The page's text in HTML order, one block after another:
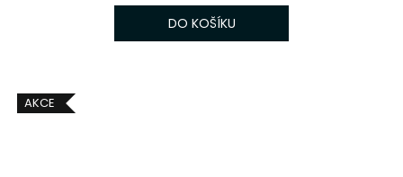
DO KOŠÍKU
AKCE